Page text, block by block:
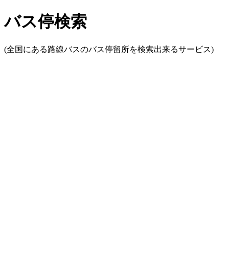
バス停検索
(全国にある路線バスのバス停留所を検索出来るサービス)